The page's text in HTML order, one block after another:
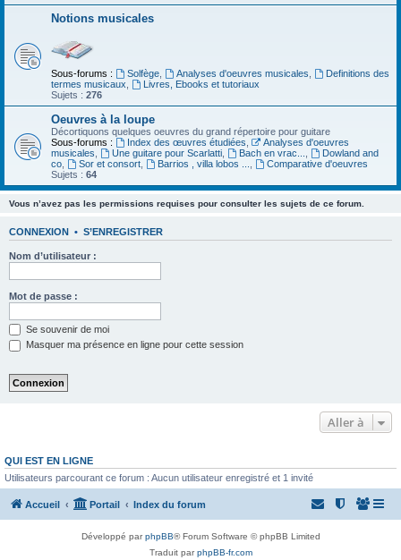
Notions musicales
Sous-forums : Solfège, Analyses d'oeuvres musicales
Definitions des
termes musicaux
Livres, Ebooks et tutoriaux
Sujets : 276
Oeuvres à la loupe
Décortiquons quelques oeuvres du grand répertoire pour guitare
Sous-forums :
Index des œuvres étudiées
Analyses d'oeuvres
musicales
Une guitare pour Scarlatti, Bach en vrac...
Dowland and
co
Sor et consort, Barrios , villa lobos ...
Comparative d'oeuvres
Sujets : 64
Vous n’avez pas les permissions requises pour consulter les sujets de ce forum.
CONNEXION • S’ENREGISTRER
Nom d’utilisateur :
Mot de passe :
Se souvenir de moi
Masquer ma présence en ligne pour cette session
Aller à
QUI EST EN LIGNE
Utilisateurs parcourant ce forum : Aucun utilisateur enregistré et 1 invité
Accueil Portail Index du forum
Développé parphpBB® Forum Software © phpBB Limited
Traduit parphpBB-fr.com